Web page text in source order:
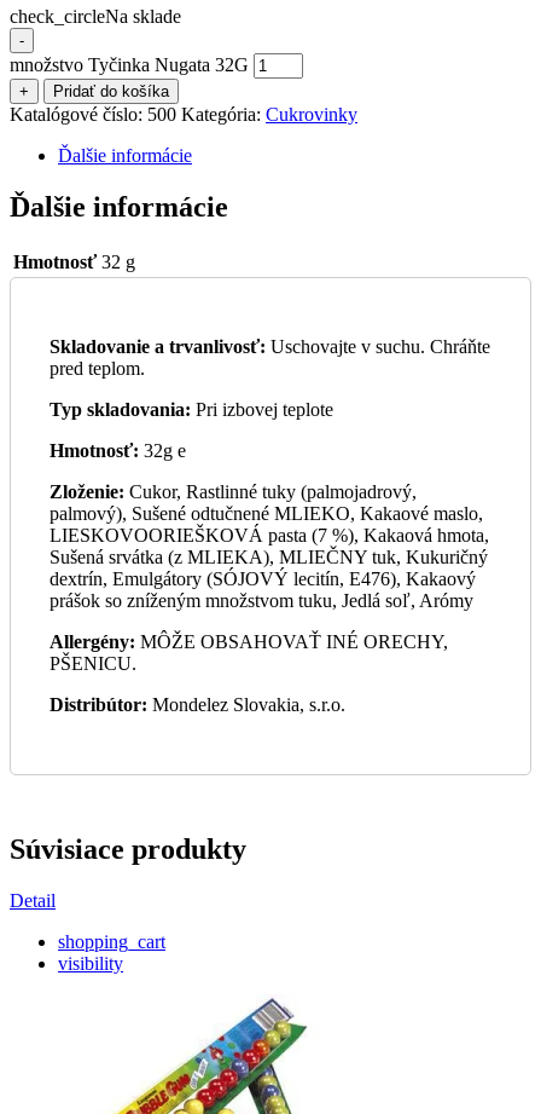
check_circleNa sklade
-
množstvo Tyčinka Nugata 32G
+ Pridať do košíka
Katalógové číslo: 500 Kategória: Cukrovinky
Ďalšie informácie
Ďalšie informácie
Hmotnosť 32 g
Skladovanie a trvanlivosť: Uschovajte v suchu. Chráňte
pred teplom.
Typ skladovania: Pri izbovej teplote
Hmotnosť: 32g e
Zloženie: Cukor, Rastlinné tuky (palmojadrový,
palmový), Sušené odtučnené MLIEKO, Kakaové maslo,
LIESKOVOORIEŠKOVÁ pasta (7 %), Kakaová hmota,
Sušená srvátka (z MLIEKA), MLIEČNY tuk, Kukuričný
dextrín, Emulgátory (SÓJOVÝ lecitín, E476), Kakaový
prášok so zníženým množstvom tuku, Jedlá soľ, Arómy
Allergény: MÔŽE OBSAHOVAŤ INÉ ORECHY,
PŠENICU.
Distribútor: Mondelez Slovakia, s.r.o.
Súvisiace produkty
Detail
shopping_cart
visibility